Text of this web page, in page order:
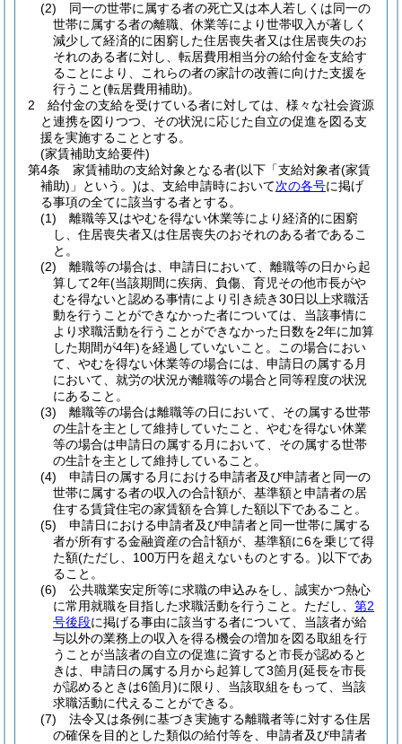
(2)
同一の世帯に属する者の死亡又は本人若しくは同一の
世帯に属する者の離職、休業等により世帯収入が著しく
減少して経済的に困窮した住居喪失者又は住居喪失のお
それのある者に対し、転居費用相当分の給付金を支給す
ることにより、これらの者の家計の改善に向けた支援を
行うこと(転居費用補助)。
2
給付金の支給を受けている者に対しては、様々な社会資源
と連携を図りつつ、その状況に応じた自立の促進を図る支
援を実施することとする。
(家賃補助支給要件)
第4条
家賃補助の支給対象となる者(以下「支給対象者(家賃
補助) 」という。)は、支給申請時において次の各号に掲げ
る事項の全てに該当する者とする。
(1)
離職等又はやむを得ない休業等により経済的に困窮
し、住居喪失者又は住居喪失のおそれのある者であるこ
と。
(2)
離職等の場合は、申請日において、離職等の日から起
算して2年(当該期間に疾病、負傷、育児その他市長がや
むを得ないと認める事情により引き続き30日以上求職活
動を行うことができなかった者については、当該事情に
より求職活動を行うことができなかった日数を2年に加算
した期間が4年)を経過していないこと。
この場合におい
て、やむを得ない休業等の場合には、申請日の属する月
において、就労の状況が離職等の場合と同等程度の状況
にあること。
(3)
離職等の場合は離職等の日において、その属する世帯
の生計を主として維持していたこと、やむを得ない休業
等の場合は申請日の属する月において、その属する世帯
の生計を主として維持していること。
(4)
申請日の属する月における申請者及び申請者と同一の
世帯に属する者の収入の合計額が、基準額と申請者の居
住する賃貸住宅の家賃額を合算した額以下であること。
(5)
申請日における申請者及び申請者と同一世帯に属する
者が所有する金融資産の合計額が、基準額に6を乗じて得
た額(ただし、100万円を超えないものとする。)以下であ
ること。
(6)
公共職業安定所等に求職の申込みをし、誠実かつ熱心
に常用就職を目指した求職活動を行うこと。 ただし、 第2
号後段に掲げる事由に該当する者について、当該者が給
与以外の業務上の収入を得る機会の増加を図る取組を行
うことが当該者の自立の促進に資すると市長が認めると
きは、申請日の属する月から起算して3箇月(延長を市長
が認めるときは6箇月)に限り、当該取組をもって、当該
求職活動に代えることができる。
(7)
法令又は条例に基づき実施する離職者等に対する住居
の確保を目的とした類似の給付等を、申請者及び申請者